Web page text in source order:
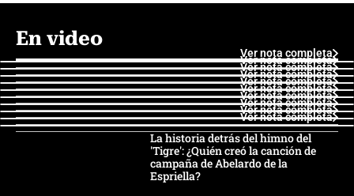
En video
Ver nota completa
Ver nota completa
Ver nota completa
Ver nota completa
Ver nota completa
Ver nota completa
Ver nota completa
Ver nota completa
Ver nota completa
Ver nota completa
La historia detrás del himno del
'Tigre': ¿Quién creó la canción de
campaña de Abelardo de la
Espriella?